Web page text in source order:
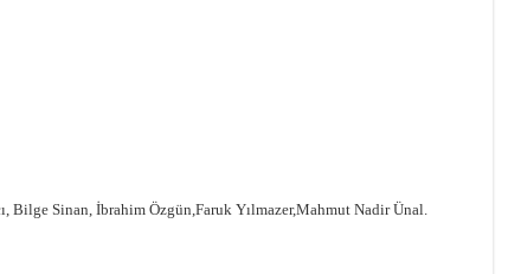
Bilge Sinan, İbrahim Özgün,Faruk Yılmazer,Mahmut Nadir Ünal.